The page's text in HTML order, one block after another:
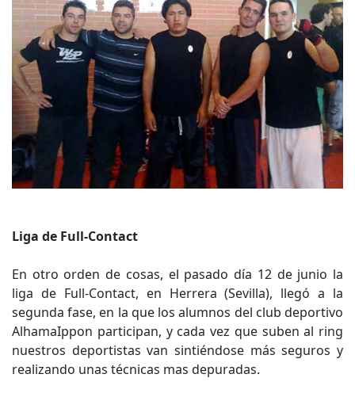
Liga de Full-Contact
En otro orden de cosas, el pasado día 12 de junio la
liga de Full-Contact, en Herrera (Sevilla), llegó a la
segunda fase, en la que los alumnos del club deportivo
AlhamaIppon participan, y cada vez que suben al ring
nuestros deportistas van sintiéndose más seguros y
realizando unas técnicas mas depuradas.